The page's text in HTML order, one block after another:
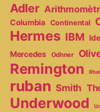
Adler
Columbia Continental
Hermes IBM
Mercedes
Odhner
Remington
ruban Smith
Underwood